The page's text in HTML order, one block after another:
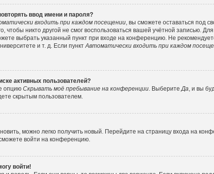
ввод имени и пароля?
входить при каждом посещении, вы сможете оставаться под
чтобы никто другой не смог воспользоваться вашей учётной записью.
выбрать указанный пункт при входе на конференцию. Не
и т. д. Если пунктАвтоматически входить при каждом
активных пользователей?
опцию Скрывать моё пребывание на конференции. ВыберитеДа, и вы
скрытым пользователем.
можно легко получить новый. Перейдите на страницу входа на
войти на конференцию.
войти!